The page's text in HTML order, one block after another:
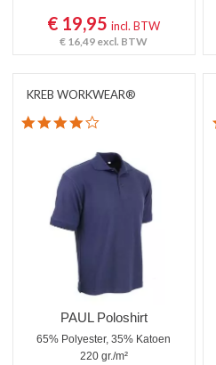
€ 19,95incl. BTW
€ 16,49 excl. BTW
KREB WORKWEAR®
4.1 star rating
PAUL Poloshirt
65% Polyester, 35% Katoen
220 gr./m²